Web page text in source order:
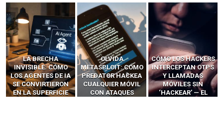
LA BRECHA
INVISIBLE: CÓMO
LOS AGENTES DE IA
SE CONVIRTIERON
EN LA SUPERFICIE
OLVIDA
METASPLOIT: CÓMO
PREDATOR HACKEA
CUALQUIER MÓVIL
CON ATAQUES
CÓMO LOS HACKERS
INTERCEPTAN OTPS
Y LLAMADAS
MÓVILES SIN
‘HACKEAR’ — EL